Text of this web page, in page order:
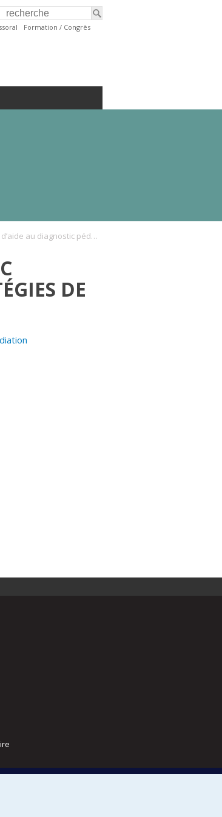
Formation / Congrès
Guide d’aide au diagnostic pédagogique et aux stratégies de remédiation
DE